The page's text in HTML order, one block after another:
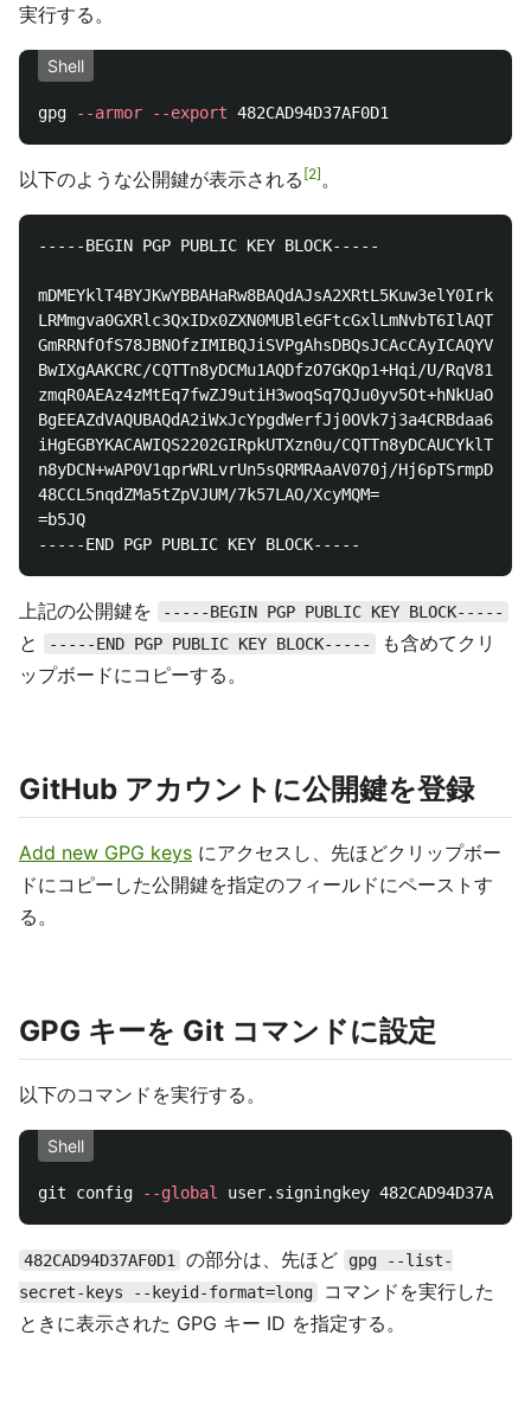
実行する。
Shell
gpg --armor --export
以下のような公開鍵が表示される 2 。
-----BEGIN PGP PUBLIC KEY BLOCK-----
mDMEYklT4BYJKwYBBAHaRw8BAQdAJsA2XRtL5Kuw3elY0Irk/
BwIXgAAKCRC/CQTTn8yDCMu1AQDfzO7GKQp1+Hqi/U/
iHgEGBYKACAWIQS2202GIRpkUTXzn0u/
n8yDCN+wAP0V1qprWRLvrUn5sQRMRAaAV070j/
48CCL5nqdZMa5tZpVJUM/7k57LAO/XcyMQM=
=b5JQ
上記の公開鍵を -----BEGIN PGP PUBLIC KEY BLOCK-----
と -----END PGP PUBLIC KEY BLOCK-----
も含めてクリ
ップボードにコピーする。
GitHub アカウントに公開鍵を登録
Add new GPG keys にアクセスし、先ほどクリップボー
ドにコピーした公開鍵を指定のフィールドにペーストす
る。
GPG キーを Git コマンドに設定
以下のコマンドを実行する。
Shell
git config --global
482CAD94D37AF0D1 の部分は、先ほど
gpg --list-
secret-keys --keyid-format=long
コマンドを実行した
ときに表示された GPG キー ID を指定する。